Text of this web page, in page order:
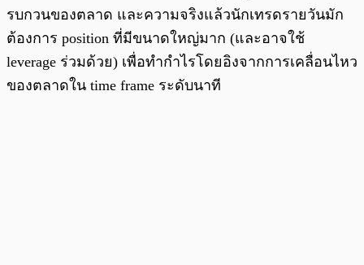
รบกวนของตลาด และความจริงแล้วนักเทรดรายวันมัก
ต้องการ position ที่มีขนาดใหญ่มาก (และอาจใช้
leverage ร่วมด้วย) เพื่อทำกำไรโดยอิงจากการเคลื่อนไหว
ของตลาดใน time frame ระดับนาที